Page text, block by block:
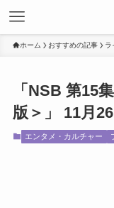
ホーム おすすめの記事 ラ
「NSB 第15
版＞」 11月
エンタメ・カルチャー